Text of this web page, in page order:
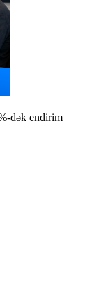
dək endirim